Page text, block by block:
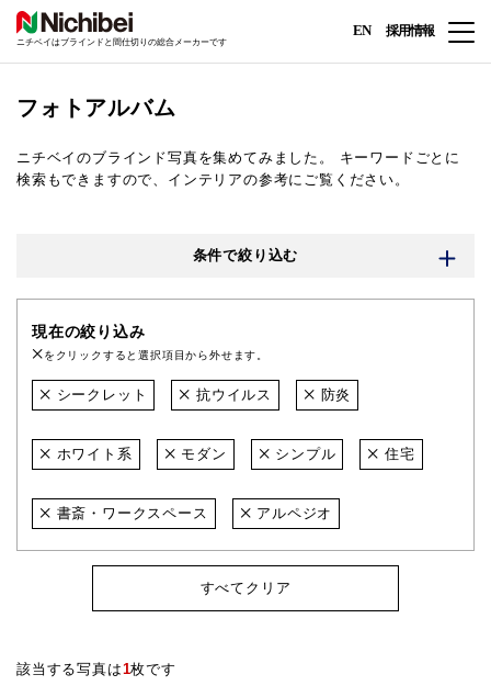
ニチベイはブラインドと間仕切りの総合メーカーです
EN 採用情報
フォトアルバム
ニチベイのブラインド写真を集めてみました。
キーワードごとに
検索もできますので、インテリアの参考にご覧ください。
条件で絞り込む
現在の絞り込み
をクリックすると選択項目から外せます。
シークレット 抗ウイルス 防炎
ホワイト系 モダン シンプル 住宅
書斎・ワークスペース アルペジオ
すべてクリア
該当する写真は1枚です